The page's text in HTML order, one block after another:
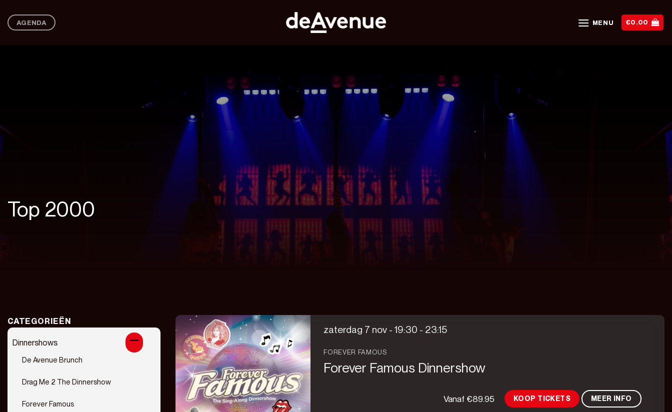
naar
inhoud
AGENDA MENU €0.00
Top 2000
CATEGORIEËN
Dinnershows
De Avenue Brunch
Drag Me 2 The Dinnershow
Forever Famous
zaterdag 7 nov -19:30 - 23:15
FOREVER FAMOUS
Forever Famous Dinnershow
Vanaf €89.95 KOOP TICKETS MEER INFO